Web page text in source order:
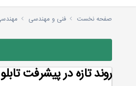
صفحه نخست فنی و مهندسی
روند تازه در پیشرفت